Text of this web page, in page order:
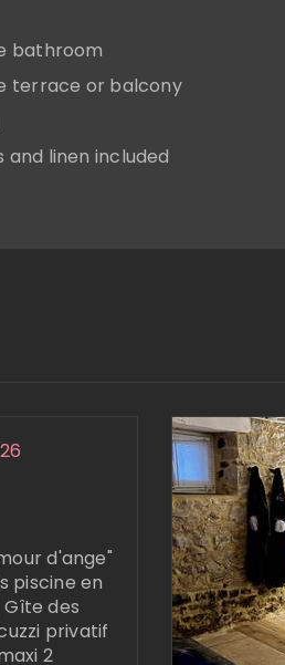
bathroom
terrace or balcony
and linen included
d'ange"
piscine en
Gîte des
privatif
2